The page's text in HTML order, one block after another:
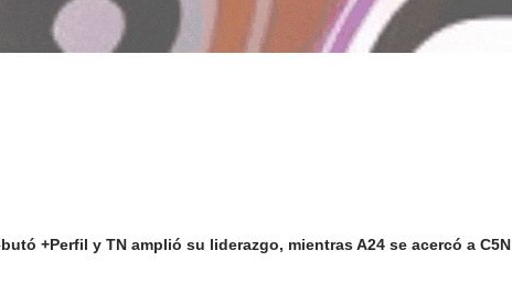
+Perfil y TN amplió su liderazgo, mientras A24 se acercó a C5N